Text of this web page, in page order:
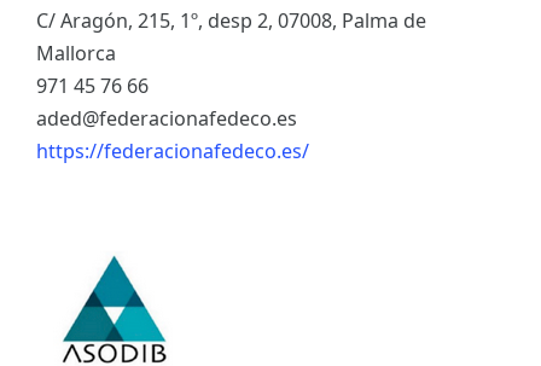
C/ Aragón, 215, 1º, desp 2, 07008, Palma de
Mallorca
971 45 76 66
aded@federacionafedeco.es
https://federacionafedeco.es/